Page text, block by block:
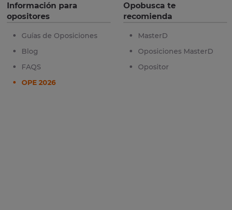
Información para
opositores
Guías de Oposiciones
Blog
FAQS
OPE 2026
Opobusca te
recomienda
MasterD
Oposiciones MasterD
Opositor